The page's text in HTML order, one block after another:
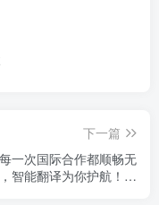
下一篇
一次国际合作都顺畅无
智能翻译为你护航！，